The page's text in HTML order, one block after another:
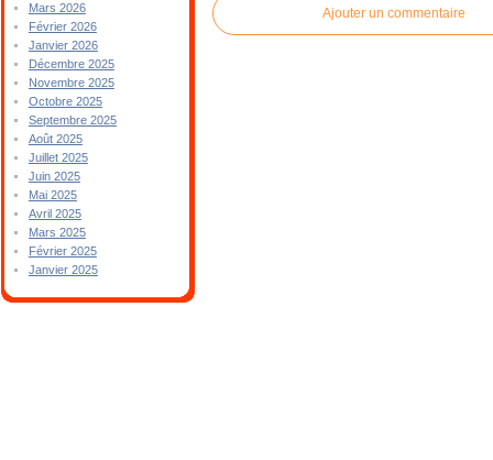
Mars 2026
Février 2026
Janvier 2026
Décembre 2025
Novembre 2025
Octobre 2025
Septembre 2025
Août 2025
Juillet 2025
Juin 2025
Mai 2025
Avril 2025
Mars 2025
Février 2025
Janvier 2025
Ajouter un commentaire